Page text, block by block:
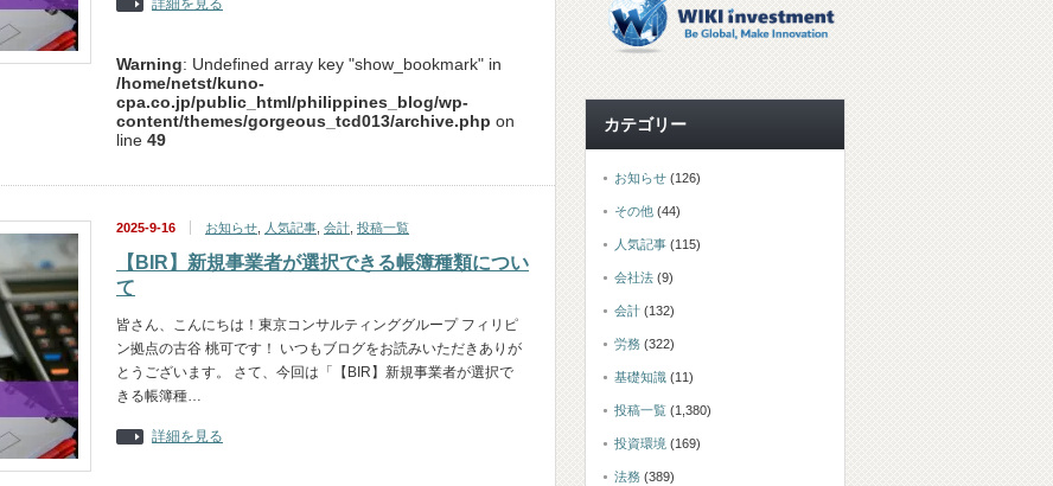
詳細を見る
Warning: Undefined array key "show_bookmark" in
/home/netst/kuno-
cpa.co.jp/public_html/philippines_blog/wp-
content/themes/gorgeous_tcd013/archive.php on
line 49
2025-9-16 お知らせ 人気記事 会計 投稿一覧
【BIR】新規事業者が選択できる帳簿種類につい
て
皆さん、こんにちは！東京コンサルティンググループ フィリピ
ン拠点の古谷 桃可です！ いつもブログをお読みいただきありが
とうございます。 さて、今回は「【BIR】新規事業者が選択で
きる帳簿種…
詳細を見る
カテゴリー
お知らせ (126)
その他 (44)
人気記事 (115)
会社法 (9)
会計 (132)
労務 (322)
基礎知識 (11)
投稿一覧 (1,380)
投資環境 (169)
法務 (389)